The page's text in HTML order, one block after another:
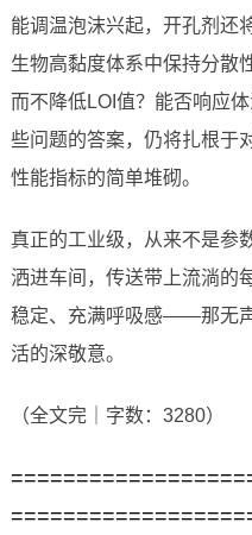
能调温泡沫兴起，开孔剂还
生物高黏度体系中保持分散
而不降低LOI值？能否响应
些问题的答案，仍将扎根于
性能指标的简单堆砌。
真正的工业级，从来不是参
洒进车间，传送带上流淌的
稳定、充满呼吸感——那无
活的深敬意。
（全文完｜字数：3280）